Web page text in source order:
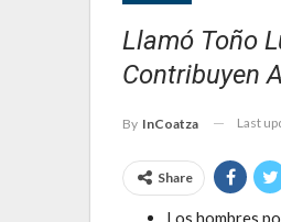
Llamó Toño
Contribuyen
By InCoatza Last
Share
Los hombres